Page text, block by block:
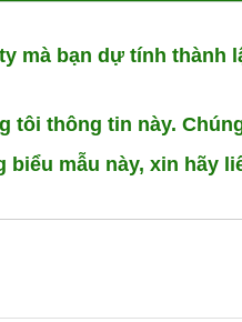
mà bạn dự tính thành
tôi thông tin này.
biểu mẫu này, xin hãy